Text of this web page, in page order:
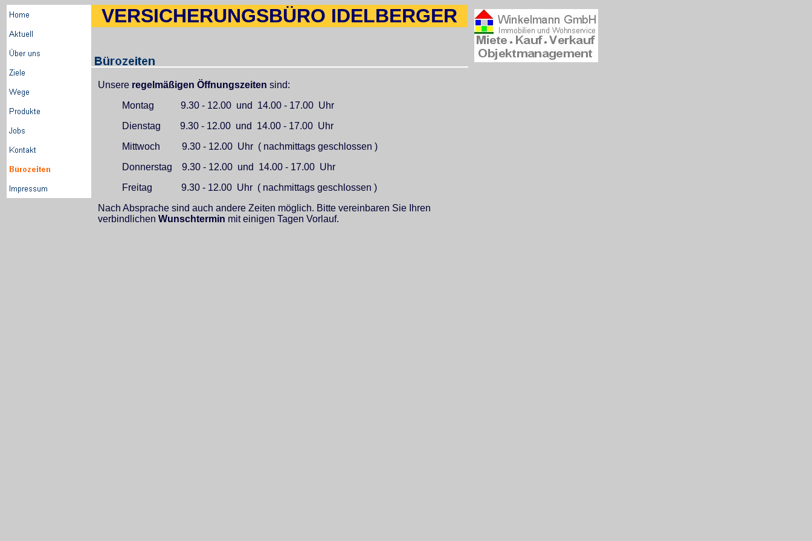
VERSICHERUNGSBÜRO IDELBERGER
Unsere regelmäßigen Öffnungszeiten sind:
Montag 9.30 - 12.00 und 14.00 - 17.00 Uhr
Dienstag 9.30 - 12.00 und 14.00 - 17.00 Uhr
Mittwoch 9.30 - 12.00 Uhr ( nachmittags geschlossen )
Donnerstag 9.30 - 12.00 und 14.00 - 17.00 Uhr
Freitag 9.30 - 12.00 Uhr ( nachmittags geschlossen )
Nach Absprache sind auch andere Zeiten möglich. Bitte vereinbaren Sie Ihren
verbindlichen Wunschtermin mit einigen Tagen Vorlauf.